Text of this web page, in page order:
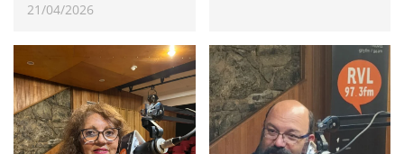
21/04/2026